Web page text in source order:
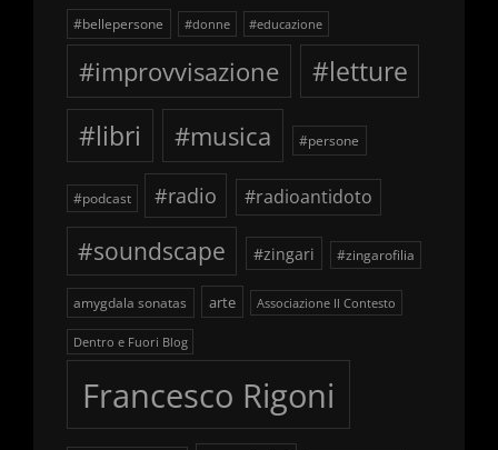
#bellepersone #donne #educazione
#improvvisazione
#letture
#libri
#musica #persone
#podcast #radio #radioantidoto
#soundscape #zingari #zingarofilia
amygdala sonatas arte Associazione Il Contesto
Dentro e Fuori Blog
Francesco Rigoni